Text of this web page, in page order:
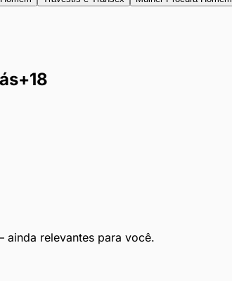
+18
relevantes para você.